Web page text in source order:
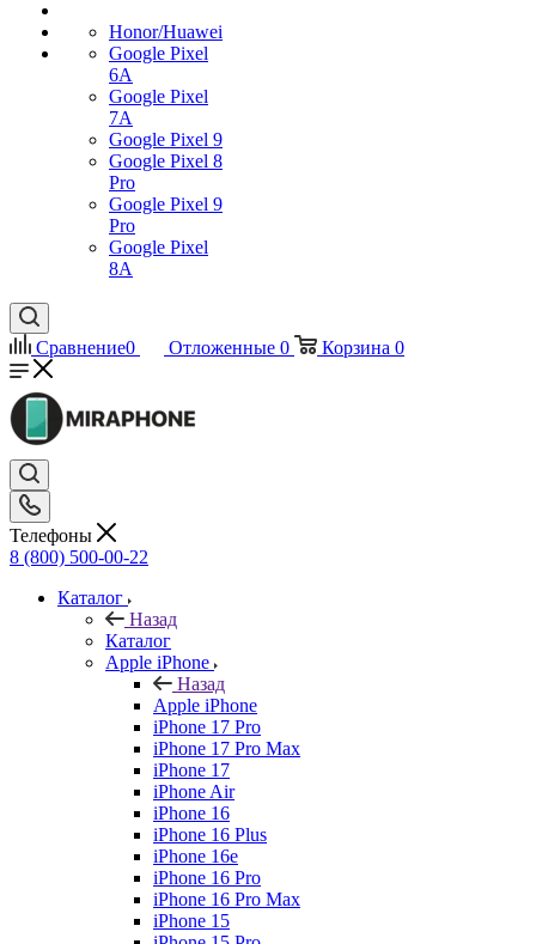
Honor/Huawei
Google Pixel
6A
Google Pixel
7А
Google Pixel 9
Google Pixel 8
Pro
Google Pixel 9
Pro
Google Pixel
8A
Сравнение0 Отложенные 0 Корзина 0
Телефоны
8 (800) 500-00-22
Каталог
Назад
Каталог
Apple iPhone
Назад
Apple iPhone
iPhone 17 Pro
iPhone 17 Pro Max
iPhone 17
iPhone Air
iPhone 16
iPhone 16 Plus
iPhone 16e
iPhone 16 Pro
iPhone 16 Pro Max
iPhone 15